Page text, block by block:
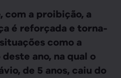
com a proibição, a
é reforçada e torna-
como a
ano, na qual o
de 5 anos, caiu do